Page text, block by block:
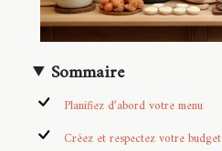
Sommaire
Planifiez d’abord votre menu
Créez et respectez votre budget